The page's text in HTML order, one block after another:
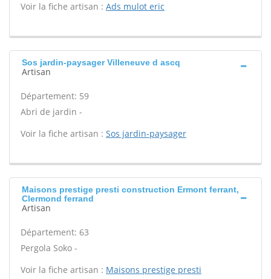
Voir la fiche artisan : Ads mulot eric
Sos jardin-paysager Villeneuve d ascq
Artisan
Département: 59
Abri de jardin -
Voir la fiche artisan : Sos jardin-paysager
Maisons prestige presti construction Ermont ferrant,
Clermond ferrand
Artisan
Département: 63
Pergola Soko -
Voir la fiche artisan : Maisons prestige presti